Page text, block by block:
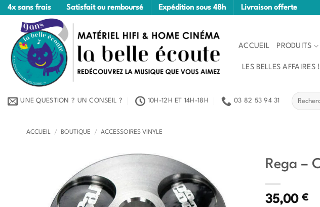
Passer
contenu
4x sans frais Satisfait ou remboursé Expédition sous 48h Livraison offerte
ACCUEIL PRODUITS
LES BELLES AFFAIRES !
UNE QUESTION ? UN CONSEIL ? 10H-12H ET 14H-18H 03 82 53 94 31
Recherche
pour :
ACCUEIL / BOUTIQUE / ACCESSOIRES VINYLE
Rega –
35,00 €